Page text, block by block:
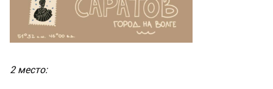
2 место: